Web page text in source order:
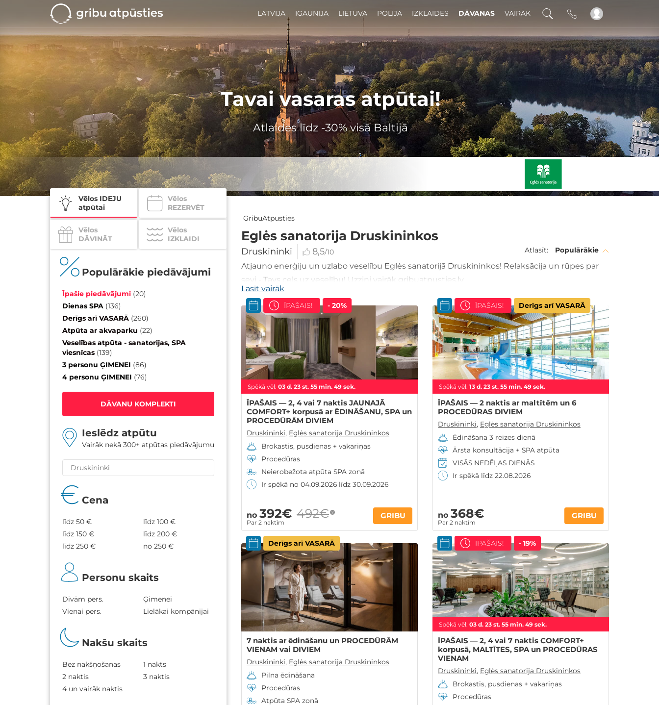
LATVIJA IGAUNIJA LIETUVA POLIJA IZKLAIDES DĀVANAS VAIRĀK
Tavai vasaras atpūtai!
Atlaides līdz -30% visā Baltijā
GribuAtpusties
Vēlos IDEJU
atpūtai
Vēlos
REZERVĒT
Vēlos
DĀVINĀT
Vēlos
IZKLAIDI
Populārākie piedāvājumi
Īpašie piedāvājumi (20)
Dienas SPA (136)
Derīgs arī VASARĀ (260)
Atpūta ar akvaparku (22)
Veselības atpūta - sanatorijas, SPA
viesnīcas (139)
3 personu ĢIMENEI (86)
4 personu ĢIMENEI (76)
DĀVANU KOMPLEKTI
Ieslēdz atpūtu
Vairāk nekā 300+ atpūtas piedāvājumu
Cena
līdz 50 €
līdz 100 €
līdz 150 €
līdz 200 €
līdz 250 €
no 250 €
Personu skaits
Divām pers.
Ģimenei
Vienai pers.
Lielākai kompānijai
Nakšu skaits
Bez nakšņošanas
1 nakts
2 naktis
3 naktis
4 un vairāk naktis
Atlasīt: Populārākie
Eglės sanatorija Druskininkos
Druskininki 8,5/10
Atjauno enerģiju un uzlabo veselību Eglės sanatorijā Druskininkos! Relaksācija un rūpes par
sevi - Tavs ceļs uz veselību! Uzzini vairāk gribuatpusties.lv
Lasīt vairāk
Spēkā vēl: 03 d. 23 st. 55 min. 47sek.
ĪPAŠAIS! - 20%
ĪPAŠAIS — 2, 4 vai 7 naktis JAUNAJĀ
COMFORT+ korpusā ar ĒDINĀŠANU, SPA un
PROCEDŪRĀM DIVIEM
Druskininki, Eglės sanatorija Druskininkos
Brokastis, pusdienas + vakariņas
Procedūras
Neierobežota atpūta SPA zonā
Ir spēkā no 04.09.2026 līdz 30.09.2026
no 392€
Par 2 naktīm
492€ ? GRIBU
Spēkā vēl: 13 d. 23 st. 55 min. 47sek.
ĪPAŠAIS! Derīgs arī VASARĀ
ĪPAŠAIS — 2 naktis ar maltītēm un 6
PROCEDŪRAS DIVIEM
Druskininki, Eglės sanatorija Druskininkos
Ēdināšana 3 reizes dienā
Ārsta konsultācija + SPA atpūta
VISĀS NEDĒĻAS DIENĀS
Ir spēkā līdz 22.08.2026
no 368€
Par 2 naktīm
GRIBU
Derīgs arī VASARĀ
7 naktis ar ēdināšanu un PROCEDŪRĀM
VIENAM vai DIVIEM
Druskininki, Eglės sanatorija Druskininkos
Pilna ēdināšana
Procedūras
Atpūta SPA zonā
Spēkā vēl: 03 d. 23 st. 55 min. 48 sek.
ĪPAŠAIS! - 19%
ĪPAŠAIS — 2, 4 vai 7 naktis COMFORT+
korpusā, MALTĪTES, SPA un PROCEDŪRAS
VIENAM
Druskininki, Eglės sanatorija Druskininkos
Brokastis, pusdienas + vakariņas
Procedūras